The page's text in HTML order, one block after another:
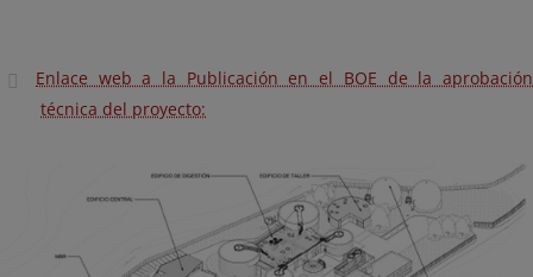
Enlace web a la Publicación en el BOE de la aprobación
técnica del proyecto: